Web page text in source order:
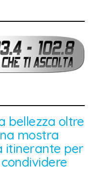
bellezza oltre
mostra
itinerante per